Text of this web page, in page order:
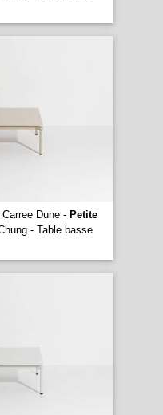
Dune - Petite
- Table basse